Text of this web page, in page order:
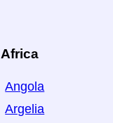
Africa
Angola
Argelia